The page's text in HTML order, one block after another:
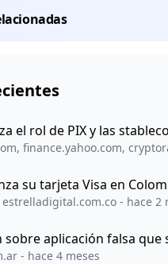
el rol de PIX y las
, finance.yahoo.com,
su tarjeta Visa en
estrelladigital.com.co - hace 2
aplicación falsa que
- hace 4 meses